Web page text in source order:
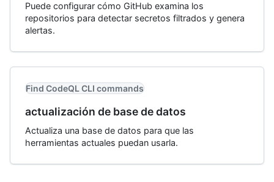
Puede configurar cómo GitHub examina los
repositorios para detectar secretos filtrados y genera
alertas.
Find CodeQL CLI commands
actualización de base de datos
Actualiza una base de datos para que las
herramientas actuales puedan usarla.